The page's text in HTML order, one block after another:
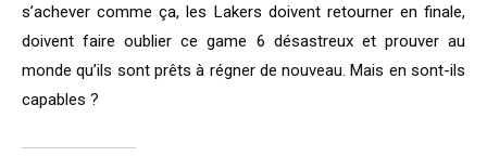
s’achever comme ça, les Lakers doivent retourner en finale,
doivent faire oublier ce game 6 désastreux et prouver au
monde qu’ils sont prêts à régner de nouveau. Mais en sont-ils
capables ?